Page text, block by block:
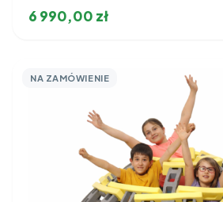
6 990,00 zł
NA ZAMÓWIENIE